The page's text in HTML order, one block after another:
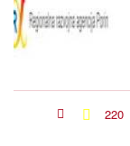
220